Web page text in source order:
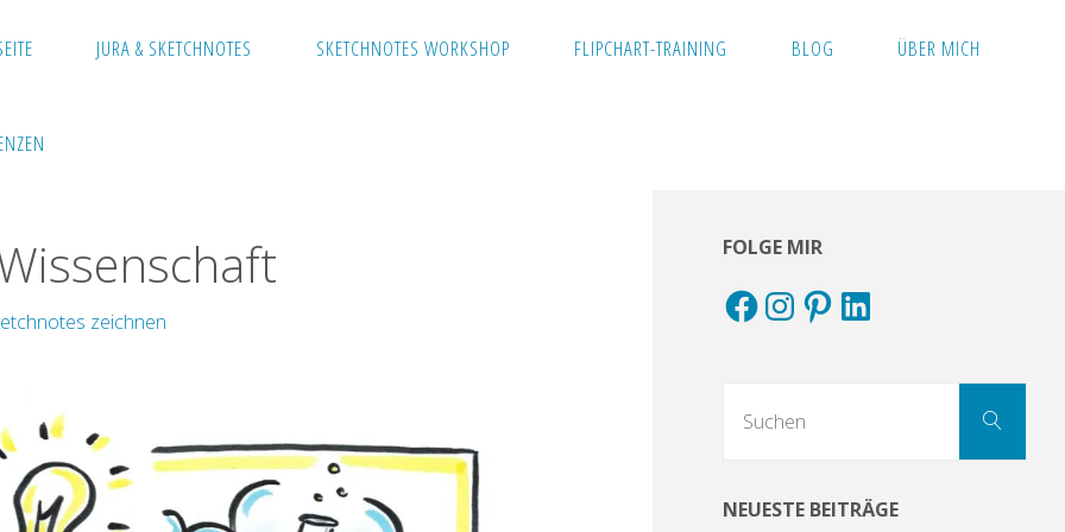
JURA & SKETCHNOTES SKETCHNOTES WORKSHOP FLIPCHART-TRAINING BLOG ÜBER MICH
zeichnen
FOLGE MIR
FacebookInstagram
PinterestLinkedIn
Suchen
NEUESTE BEITRÄGE